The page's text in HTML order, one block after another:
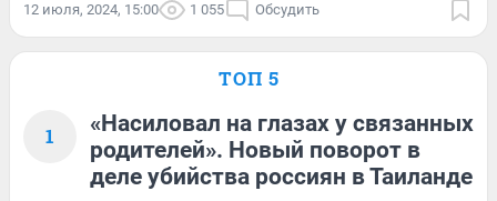
12 июля, 2024, 15:00 1 055 Обсудить
ТОП 5
1
«Насиловал на глазах у связанных
родителей». Новый поворот в
деле убийства россиян в Таиланде